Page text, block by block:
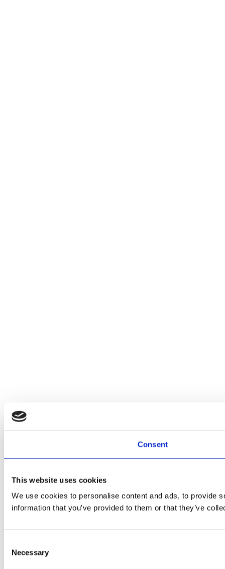
Consent
This website uses cookies
We use cookies to personalise content and ads, to provide
information that you’ve provided to them or that they’ve
Selection
Necessary